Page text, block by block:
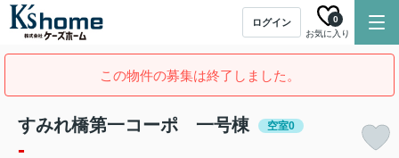
ログイン
お気に入り
0
この物件の募集は終了しました。
すみれ橋第一コーポ 一号棟 空室0
-